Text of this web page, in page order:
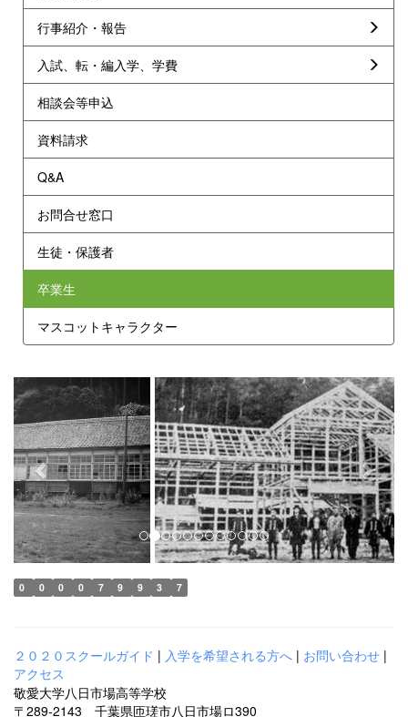
行事紹介・報告
入試、転・編入学、学費
相談会等申込
資料請求
Q&A
お問合せ窓口
生徒・保護者
卒業生
マスコットキャラクター
p
r
e
v
i
o
u
s
n
e
x
t
0 0 0 0 7 9 9 3 7
２０２０スクールガイド | 入学を希望される方へ | お問い合わせ |
アクセス
敬愛大学八日市場高等学校
〒289-2143 千葉県匝瑳市八日市場ロ390